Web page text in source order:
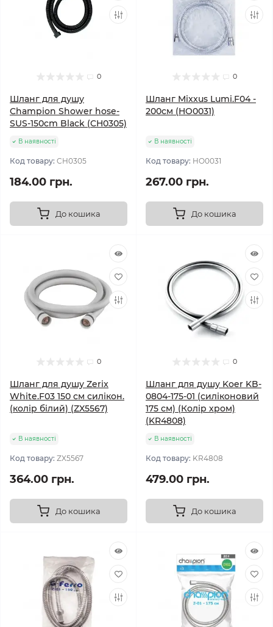
0
Шланг для душу
Champion Shower hose-
SUS-150cm Black (CH0305)
В наявності
Код товару: CH0305
184.00 грн.
До кошика
0
Шланг Mixxus Lumi.F04 -
200см (HO0031)
В наявності
Код товару: HO0031
267.00 грн.
До кошика
0
Шланг для душу Zerix
White.F03 150 см силікон.
(колір білий) (ZX5567)
В наявності
Код товару: ZX5567
364.00 грн.
До кошика
0
Шланг для душу Koer KB-
0804-175-01 (силіконовий
175 см) (Колір хром)
(KR4808)
В наявності
Код товару: KR4808
479.00 грн.
До кошика